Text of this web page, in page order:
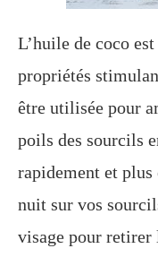
L’huile de coco
propriétés
être utilisée pour
poils des sourcils
rapidement et
nuit sur vos
visage pour